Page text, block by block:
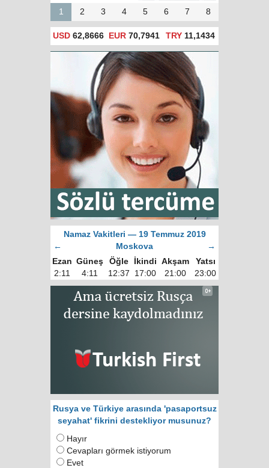
1 2 3 4 5 6 7 8
USD 62,8666 EUR 70,7941 TRY 11,1434
Namaz Vakitleri — 19 Temmuz 2019
←
Moskova
→
Ezan Güneş Öğle İkindi Akşam
Yatsı
2:11
4:11 12:37 17:00 21:00 23:00
Rusya ve Türkiye arasında 'pasaportsuz
seyahat' fikrini destekliyor musunuz?
Hayır
Cevapları görmek istiyorum
Evet